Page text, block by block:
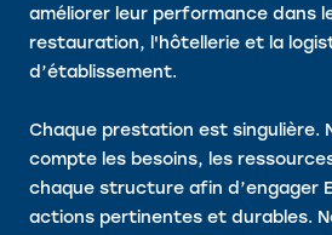
améliorer leur performance dans
restauration, l'hôtellerie et la
d’établissement.
Chaque prestation est singulière.
compte les besoins, les
chaque structure afin d’engager
actions pertinentes et durables.